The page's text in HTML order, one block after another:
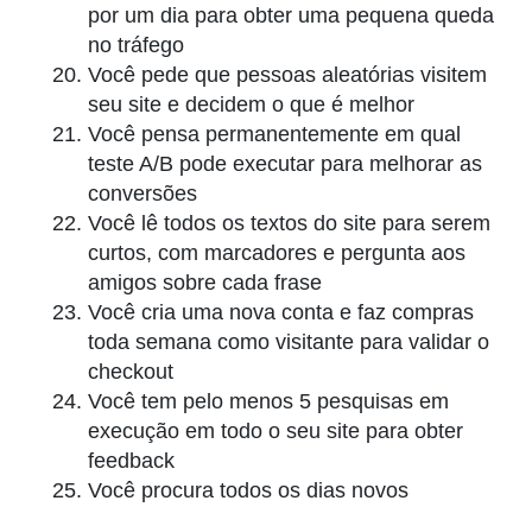
por um dia para obter uma pequena queda
no tráfego
Você pede que pessoas aleatórias visitem
seu site e decidem o que é melhor
Você pensa permanentemente em qual
teste A/B pode executar para melhorar as
conversões
Você lê todos os textos do site para serem
curtos, com marcadores e pergunta aos
amigos sobre cada frase
Você cria uma nova conta e faz compras
toda semana como visitante para validar o
checkout
Você tem pelo menos 5 pesquisas em
execução em todo o seu site para obter
feedback
Você procura todos os dias novos